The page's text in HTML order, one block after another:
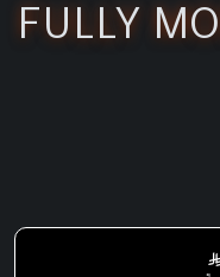
FULLY